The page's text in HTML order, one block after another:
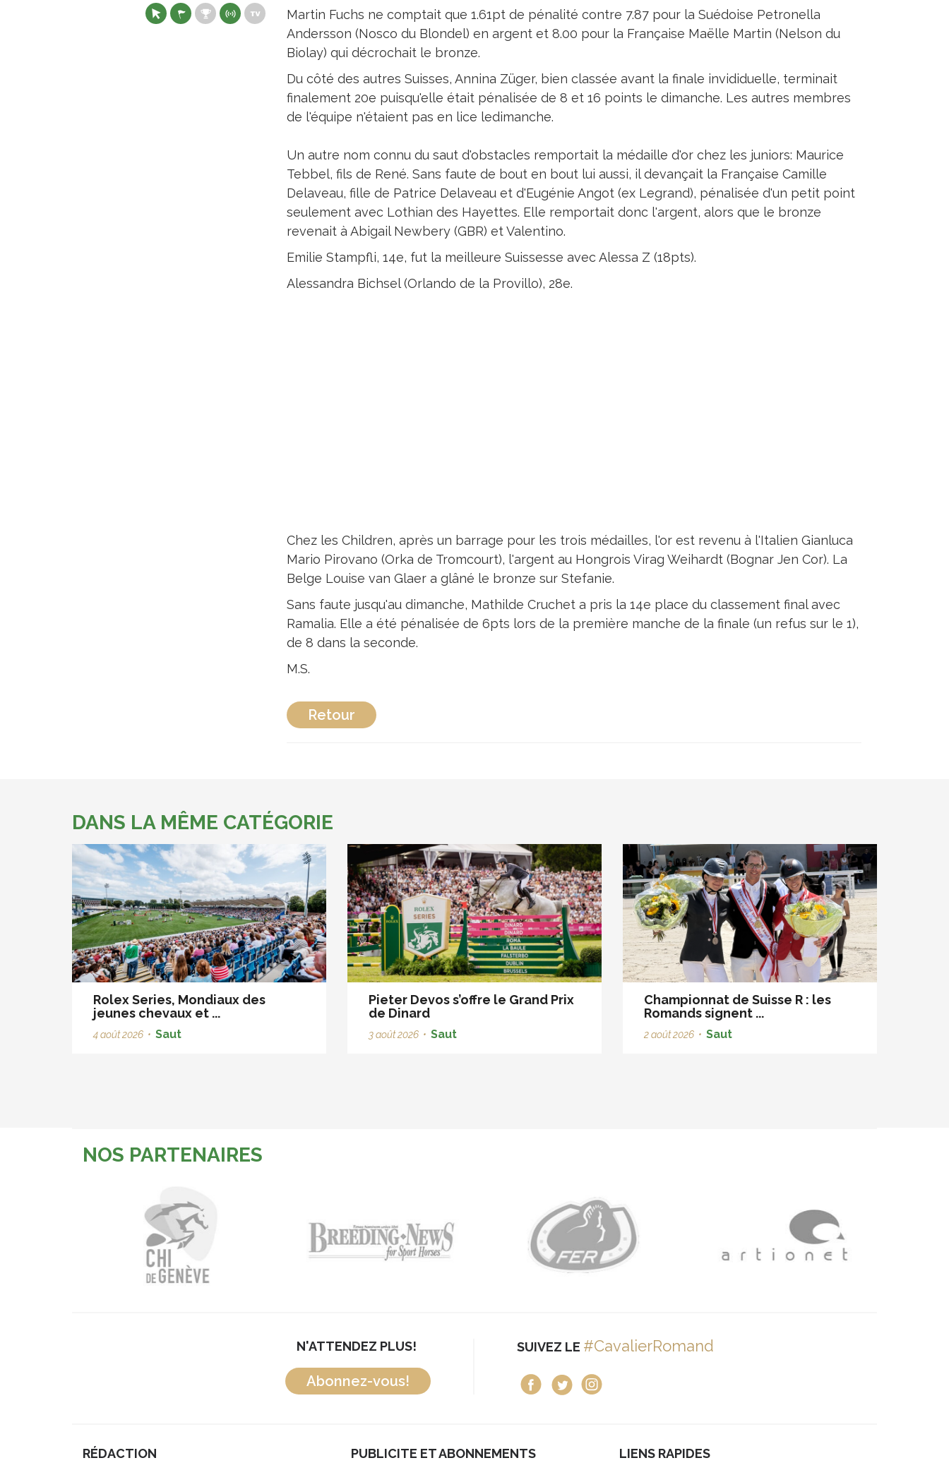
Martin Fuchs ne comptait que 1.61pt de pénalité contre 7.87 pour la Suédoise Petronella
Andersson (Nosco du Blondel) en argent et 8.00 pour la Française Maëlle Martin (Nelson du
Biolay) qui décrochait le bronze.
Du côté des autres Suisses, Annina Züger, bien classée avant la finale invididuelle, terminait
finalement 20e puisqu'elle était pénalisée de 8 et 16 points le dimanche. Les autres membres
de l'équipe n'étaient pas en lice ledimanche.
Un autre nom connu du saut d'obstacles remportait la médaille d'or chez les juniors: Maurice
Tebbel, fils de René. Sans faute de bout en bout lui aussi, il devançait la Française Camille
Delaveau, fille de Patrice Delaveau et d'Eugénie Angot (ex Legrand), pénalisée d'un petit point
seulement avec Lothian des Hayettes. Elle remportait donc l'argent, alors que le bronze
revenait à Abigail Newbery (GBR) et Valentino.
Emilie Stampfli, 14e, fut la meilleure Suissesse avec Alessa Z (18pts).
Alessandra Bichsel (Orlando de la Provillo), 28e.
Chez les Children, après un barrage pour les trois médailles, l'or est revenu à l'Italien Gianluca
Mario Pirovano (Orka de Tromcourt), l'argent au Hongrois Virag Weihardt (Bognar Jen Cor). La
Belge Louise van Glaer a glâné le bronze sur Stefanie.
Sans faute jusqu'au dimanche, Mathilde Cruchet a pris la 14e place du classement final avec
Ramalia. Elle a été pénalisée de 6pts lors de la première manche de la finale (un refus sur le 1),
de 8 dans la seconde.
M.S.
Retour
DANS LA MÊME CATÉGORIE
Rolex Series, Mondiaux des
jeunes chevaux et ...
4 août 2026 • Saut
Pieter Devos s’offre le Grand Prix
de Dinard
3 août 2026 • Saut
Championnat de Suisse R : les
Romands signent ...
2 août 2026 • Saut
NOS PARTENAIRES
N'ATTENDEZ PLUS!
Abonnez-vous!
SUIVEZ LE #CavalierRomand
RÉDACTION PUBLICITE ET ABONNEMENTS LIENS RAPIDES